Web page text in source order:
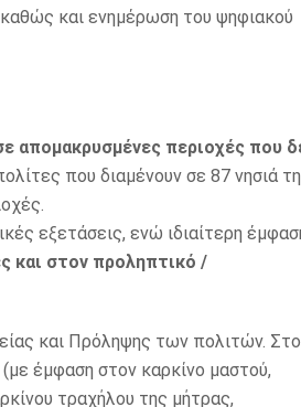
και ενημέρωση του ψηφιακού
απομακρυσμένες περιοχές που
που διαμένουν σε 87 νησιά
εξετάσεις, ενώ ιδιαίτερη
και στον προληπτικό /
και Πρόληψης των πολιτών. Στο
έμφαση στον καρκίνο μαστού,
τραχήλου της μήτρας,